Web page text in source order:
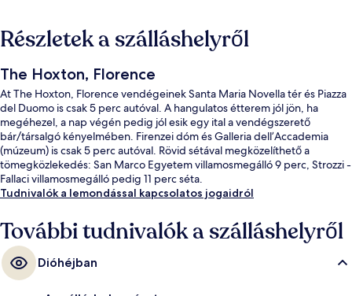
Részletek a szálláshelyről
The Hoxton, Florence
At The Hoxton, Florence vendégeinek Santa Maria Novella tér és Piazza
del Duomo is csak 5 perc autóval. A hangulatos étterem jól jön, ha
megéhezel, a nap végén pedig jól esik egy ital a vendégszerető
bár/társalgó kényelmében. Firenzei dóm és Galleria dell’Accademia
(múzeum) is csak 5 perc autóval. Rövid sétával megközelíthető a
tömegközlekedés: San Marco Egyetem villamosmegálló 9 perc, Strozzi -
Fallaci villamosmegálló pedig 11 perc séta.
Tudnivalók a lemondással kapcsolatos jogaidról
További tudnivalók a szálláshelyről
Dióhéjban